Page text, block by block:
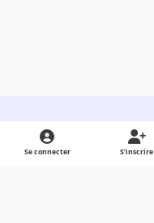
Light ModeDark ModeSystem Preference
Se connecter S’inscrire